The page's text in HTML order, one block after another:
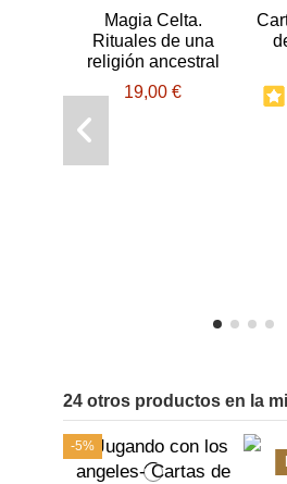
Magia Celta.
Rituales de una
religión ancestral
19,00 €
24 otros productos en la
-5%